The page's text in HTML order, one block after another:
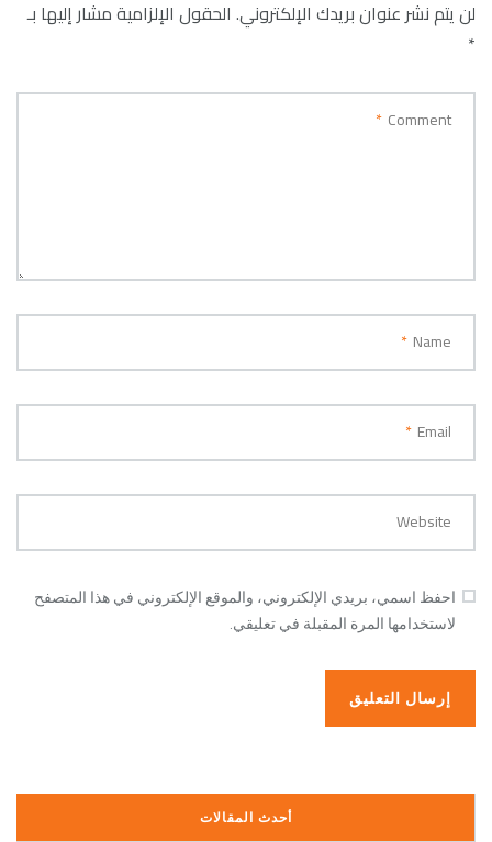
لن يتم نشر عنوان بريدك الإلكتروني. الحقول الإلزامية مشار إليها بـ
*
Comment
*
Name
*
Email
*
Website
احفظ اسمي، بريدي الإلكتروني، والموقع الإلكتروني في هذا المتصفح
لاستخدامها المرة المقبلة في تعليقي.
أحدث المقالات